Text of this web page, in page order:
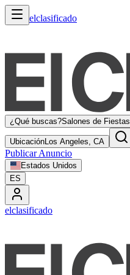
elclasificado
¿Qué buscas?Salones de Fiestas
UbicaciónLos Angeles, CA
Publicar Anuncio
Estados Unidos
ES
elclasificado